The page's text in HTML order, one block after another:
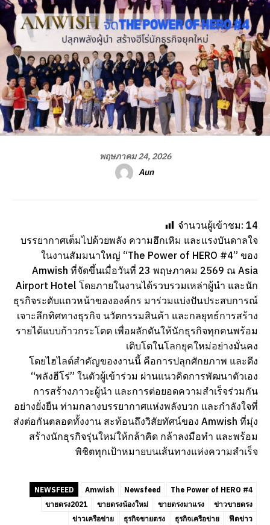
พฤษภาคม 24, 2026
Aun
จำนวนผู้เข้าชม: 14
บรรยากาศเต็มไปด้วยพลัง ความฮึกเหิม และแรงบันดาลใจ
ในงานสัมมนาใหญ่ “The Power of HERO #4” ของ
Amwish ที่จัดขึ้นเมื่อวันที่ 23 พฤษภาคม 2569 ณ Asia
Airport Hotel โดยภายในงานได้รวบรวมเหล่าผู้นำ และนัก
ธุรกิจระดับแถวหน้าขององค์กร มาร่วมแบ่งปันประสบการณ์
เจาะลึกทิศทางธุรกิจ นวัตกรรมสินค้า และกลยุทธ์การสร้าง
รายได้แบบก้าวกระโดด เพื่อผลักดันให้นักธุรกิจทุกคนพร้อม
เติบโตในโลกยุคใหม่อย่างมั่นคง
โดยไฮไลต์สำคัญของงานนี้ คือการปลุกศักยภาพ และดึง
“พลังฮีโร่” ในตัวผู้เข้าร่วม ผ่านแนวคิดการพัฒนาตัวเอง
การสร้างภาวะผู้นำ และการต่อยอดความสำเร็จร่วมกัน
อย่างยั่งยืน ท่ามกลางบรรยากาศแห่งพลังบวก และกำลังใจที่
ส่งต่อกันตลอดทั้งงาน สะท้อนถึงวิสัยทัศน์ของ Amwish ที่มุ่ง
สร้างนักธุรกิจรุ่นใหม่ให้กล้าคิด กล้าลงมือทำ และพร้อม
พิชิตทุกเป้าหมายบนเส้นทางแห่งความสำเร็จ
NEWSFEED Amwish Newsfeed
The Power of HERO #4
ขายตรง2021
ขายตรงน้องใหม่ ขายตรงมาแรง
ข่าวขายตรง
ข่าวเครือข่าย
ธุรกิจขายตรง ธุรกิจเครือข่าย
ฟีดข่าว